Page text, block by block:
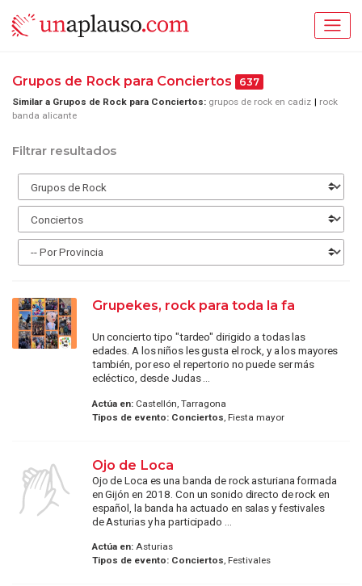
Grupos de Rock para Conciertos 637
Similar a Grupos de Rock para Conciertos: grupos de rock en cadiz
rock
banda alicante
Filtrar resultados
Grupekes, rock para toda la fa
Un concierto tipo "tardeo" dirigido a todas las
edades. A los niños les gusta el rock, y a los mayores
también, por eso el repertorio no puede ser más
ecléctico, desde Judas ...
Actúa en:Castellón, Tarragona
Tipos de evento: Conciertos, Fiesta mayor
Ojo de Loca
Ojo de Loca es una banda de rock asturiana formada
en Gijón en 2018. Con un sonido directo de rock en
español, la banda ha actuado en salas y festivales
de Asturias y ha participado ...
Actúa en:Asturias
Tipos de evento: Conciertos, Festivales